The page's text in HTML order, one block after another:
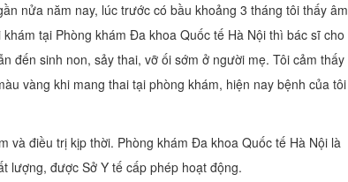
nửa năm nay, lúc trước có bầu khoảng 3 tháng tôi thấy âm
tại Phòng khám Đa khoa Quốc tế Hà Nội thì bác sĩ cho
đến sinh non, sảy thai, vỡ ối sớm ở người mẹ. Tôi cảm thấy
vàng khi mang thai tại phòng khám, hiện nay bệnh của tôi
và điều trị kịp thời. Phòng khám Đa khoa Quốc tế Hà Nội là
lượng, được Sở Y tế cấp phép hoạt động.